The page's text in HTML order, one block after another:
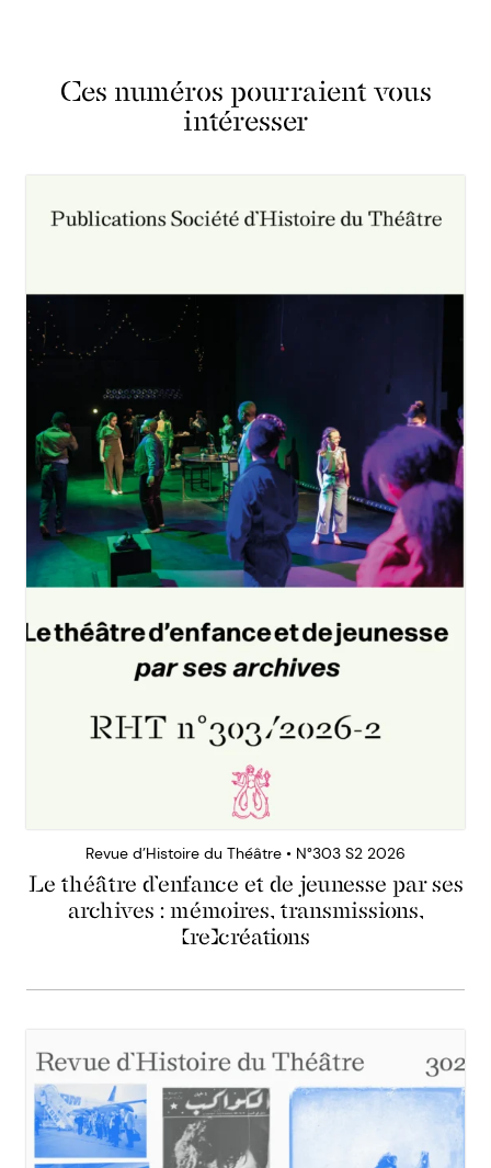
Ces numéros pourraient vous
intéresser
Revue d’Histoire du Théâtre • N°303 S2 2026
Le théâtre d’enfance et de jeunesse par ses
archives : mémoires, transmissions,
(re)créations